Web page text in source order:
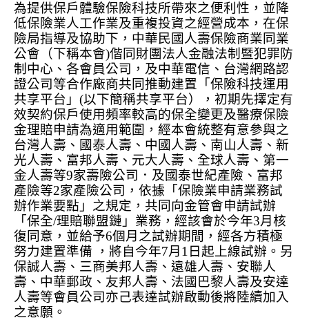
為提供保戶體驗保險科技所帶來之便利性，並降
低保險業人工作業及重複投資之經營成本，在保
險局指導及協助下，中華民國人壽保險商業同業
公會（下稱本會)偕同財團法人金融法制暨犯罪防
制中心、各會員公司，及中華電信、台灣網路認
證公司等合作廠商共同推動建置「保險科技運用
共享平台」 (以下簡稱共享平台），初期先擇定有
效契約保戶使用頻率較高的保全變更及醫療保險
金理賠申請為適用範圍，經本會統整有意參與之
台灣人壽、國泰人壽、中國人壽、南山人壽、新
光人壽、富邦人壽、元大人壽、全球人壽、第一
金人壽等9家壽險公司．及國泰世紀產險、富邦
產險等2家產險公司，依據「保險業申請業務試
辦作業要點」之規定，共同向金管會申請試辦
「保全/理賠聯盟鏈」業務，經該會於今年3月核
復同意，並給予6個月之試辦期間，經各方積極
努力建置準備 ，將自今年7月 1 日起上線試辦。另
保誠人壽、三商美邦人壽、遠雄人壽、安聯人
壽、中華郵政、友邦人壽、法國巴黎人壽及安達
人壽等會員公司亦己表達試辦啟動後將陸續加入
之意願。